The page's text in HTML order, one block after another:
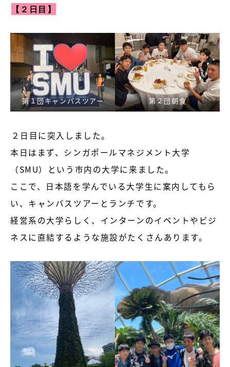
【２日目】
第１団キャンパスツアー 第２団朝食
２日目に突入しました。
本日はまず、シンガポールマネジメント大学
（SMU）という市内の大学に来ました。
ここで、日本語を学んでいる大学生に案内してもら
い、キャンバスツアーとランチです。
経営系の大学らしく、インターンのイベントやビジ
ネスに直結するような施設がたくさんあります。